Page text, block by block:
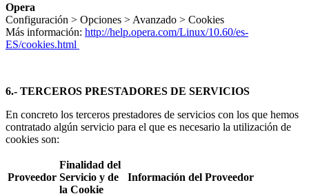
Opera
Configuración > Opciones > Avanzado > Cookies
Más información: http://help.opera.com/Linux/10.60/es-
ES/cookies.html
6.- TERCEROS PRESTADORES DE SERVICIOS
En concreto los terceros prestadores de servicios con los que hemos
contratado algún servicio para el que es necesario la utilización de
cookies son:
Proveedor
Finalidad del
Servicio y de
la Cookie
Información del Proveedor